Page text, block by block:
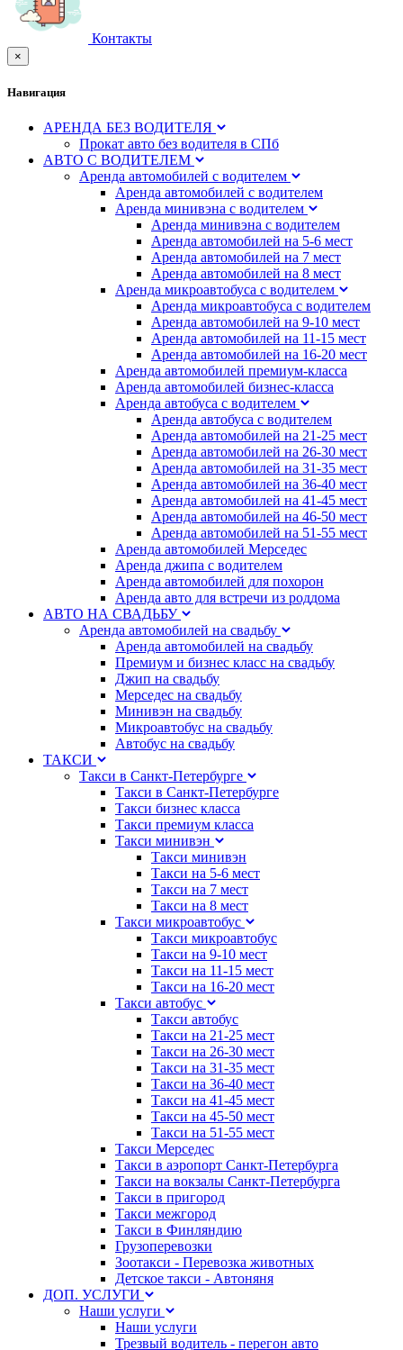
Контакты
×
Навигация
АРЕНДА БЕЗ ВОДИТЕЛЯ
Прокат авто без водителя в СПб
АВТО С ВОДИТЕЛЕМ
Аренда автомобилей с водителем
Аренда автомобилей с водителем
Аренда минивэна с водителем
Аренда минивэна с водителем
Аренда автомобилей на 5-6 мест
Аренда автомобилей на 7 мест
Аренда автомобилей на 8 мест
Аренда микроавтобуса с водителем
Аренда микроавтобуса с водителем
Аренда автомобилей на 9-10 мест
Аренда автомобилей на 11-15 мест
Аренда автомобилей на 16-20 мест
Аренда автомобилей премиум-класса
Аренда автомобилей бизнес-класса
Аренда автобуса с водителем
Аренда автобуса с водителем
Аренда автомобилей на 21-25 мест
Аренда автомобилей на 26-30 мест
Аренда автомобилей на 31-35 мест
Аренда автомобилей на 36-40 мест
Аренда автомобилей на 41-45 мест
Аренда автомобилей на 46-50 мест
Аренда автомобилей на 51-55 мест
Аренда автомобилей Мерседес
Аренда джипа с водителем
Аренда автомобилей для похорон
Аренда авто для встречи из роддома
АВТО НА СВАДЬБУ
Аренда автомобилей на свадьбу
Аренда автомобилей на свадьбу
Премиум и бизнес класс на свадьбу
Джип на свадьбу
Мерседес на свадьбу
Минивэн на свадьбу
Микроавтобус на свадьбу
Автобус на свадьбу
ТАКСИ
Такси в Санкт-Петербурге
Такси в Санкт-Петербурге
Такси бизнес класса
Такси премиум класса
Такси минивэн
Такси минивэн
Такси на 5-6 мест
Такси на 7 мест
Такси на 8 мест
Такси микроавтобус
Такси микроавтобус
Такси на 9-10 мест
Такси на 11-15 мест
Такси на 16-20 мест
Такси автобус
Такси автобус
Такси на 21-25 мест
Такси на 26-30 мест
Такси на 31-35 мест
Такси на 36-40 мест
Такси на 41-45 мест
Такси на 45-50 мест
Такси на 51-55 мест
Такси Мерседес
Такси в аэропорт Санкт-Петербурга
Такси на вокзалы Санкт-Петербурга
Такси в пригород
Такси межгород
Такси в Финляндию
Грузоперевозки
Зоотакси - Перевозка животных
Детское такси - Автоняня
ДОП. УСЛУГИ
Наши услуги
Наши услуги
Трезвый водитель - перегон авто